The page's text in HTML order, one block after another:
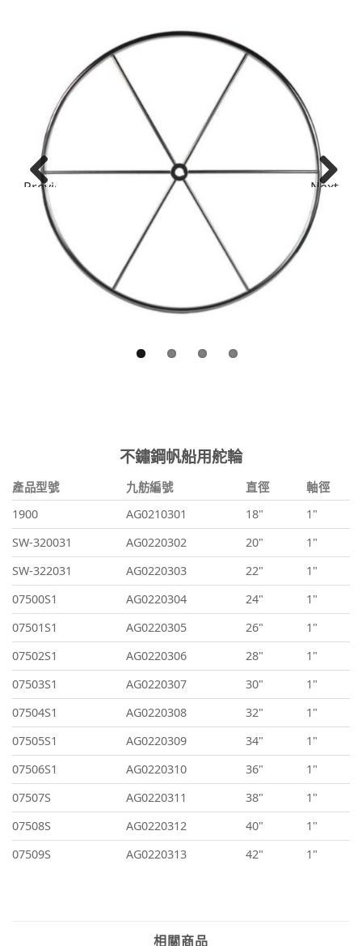
Previous Next
不鏽鋼帆船用舵輪
產品型號 九舫編號 直徑
軸徑
1900
AG0210301 18"
1"
SW-320031
AG0220302 20"
1"
SW-322031
AG0220303 22"
1"
07500S1
AG0220304 24"
1"
07501S1
AG0220305 26"
1"
07502S1
AG0220306 28"
1"
07503S1
AG0220307 30"
1"
07504S1
AG0220308 32"
1"
07505S1
AG0220309 34"
1"
07506S1
AG0220310 36"
1"
07507S
AG0220311 38"
1"
07508S
AG0220312 40"
1"
07509S
AG0220313 42" 1"
相關商品